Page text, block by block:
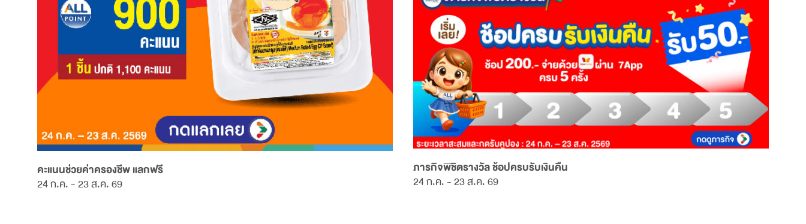
คะแนนช่วยค่าครองชีพ แลกฟรี
24 ก.ค. - 23 ส.ค. 69
ภารกิจพิชิตรางวัล ช้อปครบรับเงินคืน
24 ก.ค. - 23 ส.ค. 69